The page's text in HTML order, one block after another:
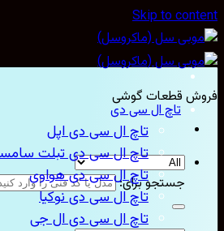
Skip to
قطعات گوشی
جستجو برای:
تاچ ال سی دی
تاچ ال سی دی اپل
تاچ ال سی دی تبلت سامسونگ
تاچ ال سی دی هواوی
تاچ ال سی دی نوکیا
تاچ ال سی دی ال جی